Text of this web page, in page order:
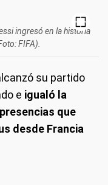
ingresó en la historia
FIFA).
su partido
e igualó la
que
desde Francia